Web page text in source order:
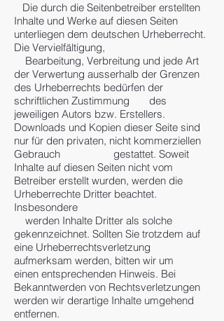
Die durch die Seitenbetreiber erstellten
Inhalte und Werke auf diesen Seiten
unterliegen dem deutschen Urheberrecht.
Die Vervielfältigung,
Bearbeitung, Verbreitung und jede Art
der Verwertung ausserhalb der Grenzen
des Urheberrechts bedürfen der
schriftlichen Zustimmung des
jeweiligen Autors bzw. Erstellers.
Downloads und Kopien dieser Seite sind
nur für den privaten, nicht kommerziellen
Gebrauch gestattet. Soweit
Inhalte auf diesen Seiten nicht vom
Betreiber erstellt wurden, werden die
Urheberrechte Dritter beachtet.
Insbesondere
werden Inhalte Dritter als solche
gekennzeichnet. Sollten Sie trotzdem auf
eine Urheberrechtsverletzung
aufmerksam werden, bitten wir um
einen entsprechenden Hinweis. Bei
Bekanntwerden von Rechtsverletzungen
werden wir derartige Inhalte umgehend
entfernen.